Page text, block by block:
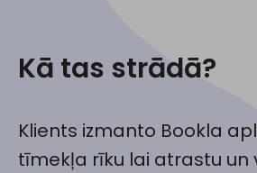
Kā tas strādā?
Klients izmanto Bookla
tīmekļa rīku lai atrastu un